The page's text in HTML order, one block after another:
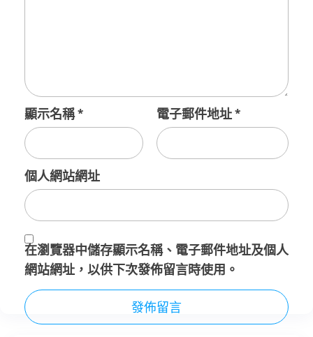
顯示名稱* 電子郵件地址*
個人網站網址
在瀏覽器中儲存顯示名稱、電子郵件地址及個人
網站網址，以供下次發佈留言時使用。